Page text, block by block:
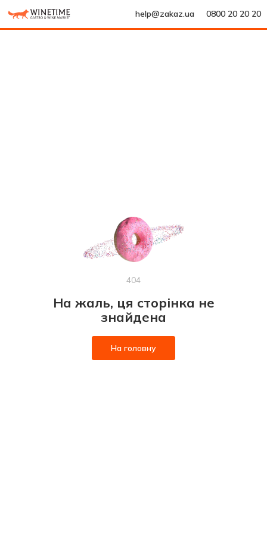
help@zakaz.ua 0800 20 20 20
404
На жаль, ця сторінка не
знайдена
На головну